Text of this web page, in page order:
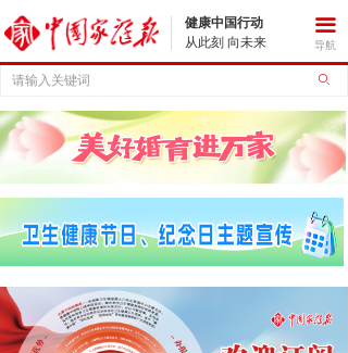
ꄙ
健康中国行动
从此刻 向未来
끀
导航